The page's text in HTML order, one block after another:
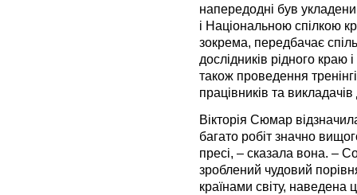
напередодні був
і Національною спілкою
зокрема, передбачає
дослідників рідного краю і
також проведення
працівників та
Вікторія Сюмар
багато робіт значно
пресі, – сказала вона. –
зроблений чудовий
країнами світу, наведена